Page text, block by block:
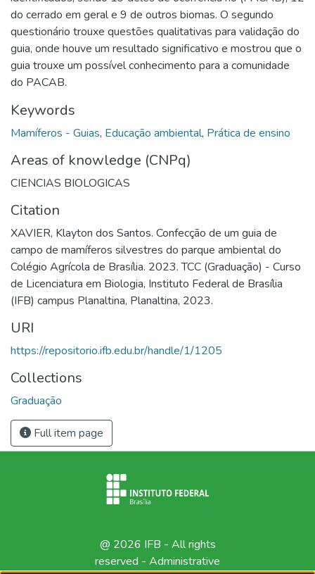
do cerrado em geral e 9 de outros biomas. O segundo
questionário trouxe questões qualitativas para validação do
guia, onde houve um resultado significativo e mostrou que o
guia trouxe um possível conhecimento para a comunidade
do PACAB.
Keywords
Mamíferos - Guias, Educação ambiental, Prática de ensino
Areas of knowledge (CNPq)
CIENCIAS BIOLOGICAS
Citation
XAVIER, Klayton dos Santos. Confecção de um guia de
campo de mamíferos silvestres do parque ambiental do
Colégio Agrícola de Brasília. 2023. TCC (Graduação) - Curso
de Licenciatura em Biologia, Instituto Federal de Brasília
(IFB) campus Planaltina, Planaltina, 2023.
URI
https://repositorio.ifb.edu.br/handle/1/1205
Collections
Graduação
Full item page
@ 2026 IFB - All rights
reserved - Administrative